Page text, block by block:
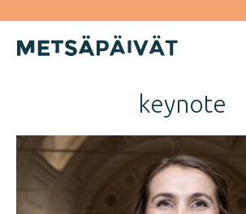
suoraan
keynote